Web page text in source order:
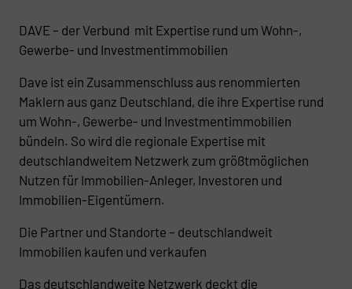
DAVE – der Verbund mit Expertise rund um Wohn-,
Gewerbe- und Investmentimmobilien
Dave ist ein Zusammenschluss aus renommierten
Maklern aus ganz Deutschland, die ihre Expertise rund
um Wohn-, Gewerbe- und Investmentimmobilien
bündeln. So wird die regionale Expertise mit
deutschlandweitem Netzwerk zum größtmöglichen
Nutzen für Immobilien-Anleger, Investoren und
Immobilien-Eigentümern.
Die Partner und Standorte – deutschlandweit
Immobilien kaufen und verkaufen
Das deutschlandweite Netzwerk deckt die